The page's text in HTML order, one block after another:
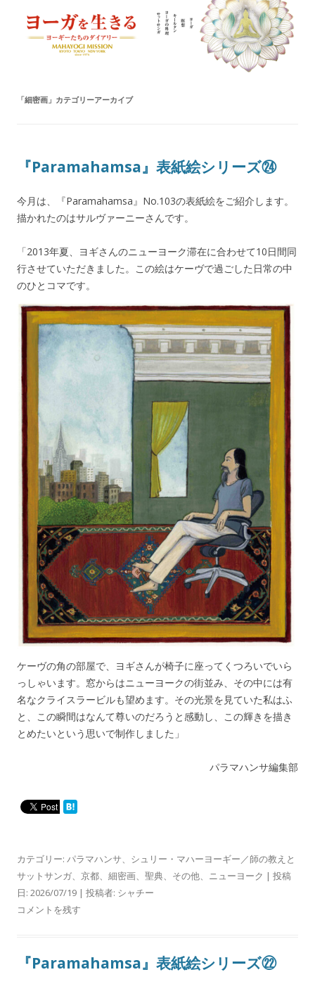
ヨーガを生きる — MAHAYOGI
MISSION ブログ
「細密画 」カテゴリーアーカイブ
『Paramahamsa』表紙絵シリーズ㉔
今月は、『Paramahamsa』No.103の表紙絵をご紹介します。
描かれたのはサルヴァーニーさんです。
「2013年夏、ヨギさんのニューヨーク滞在に合わせて10日間同
行させていただきました。この絵はケーヴで過ごした日常の中
のひとコマです。
ケーヴの角の部屋で、ヨギさんが椅子に座ってくつろいでいら
っしゃいます。窓からはニューヨークの街並み、その中には有
名なクライスラービルも望めます。その光景を見ていた私はふ
と、この瞬間はなんて尊いのだろうと感動し、この輝きを描き
とめたいという思いで制作しました」
パラマハンサ編集部
カテゴリー: パラマハンサ、 シュリー・マハーヨーギー／師の教えと
サットサンガ、 京都、 細密画、 聖典、 その他、 ニューヨーク | 投稿
日: 2026/07/19 | 投稿者: シャチー
コメントを残す
『Paramahamsa』表紙絵シリーズ㉒